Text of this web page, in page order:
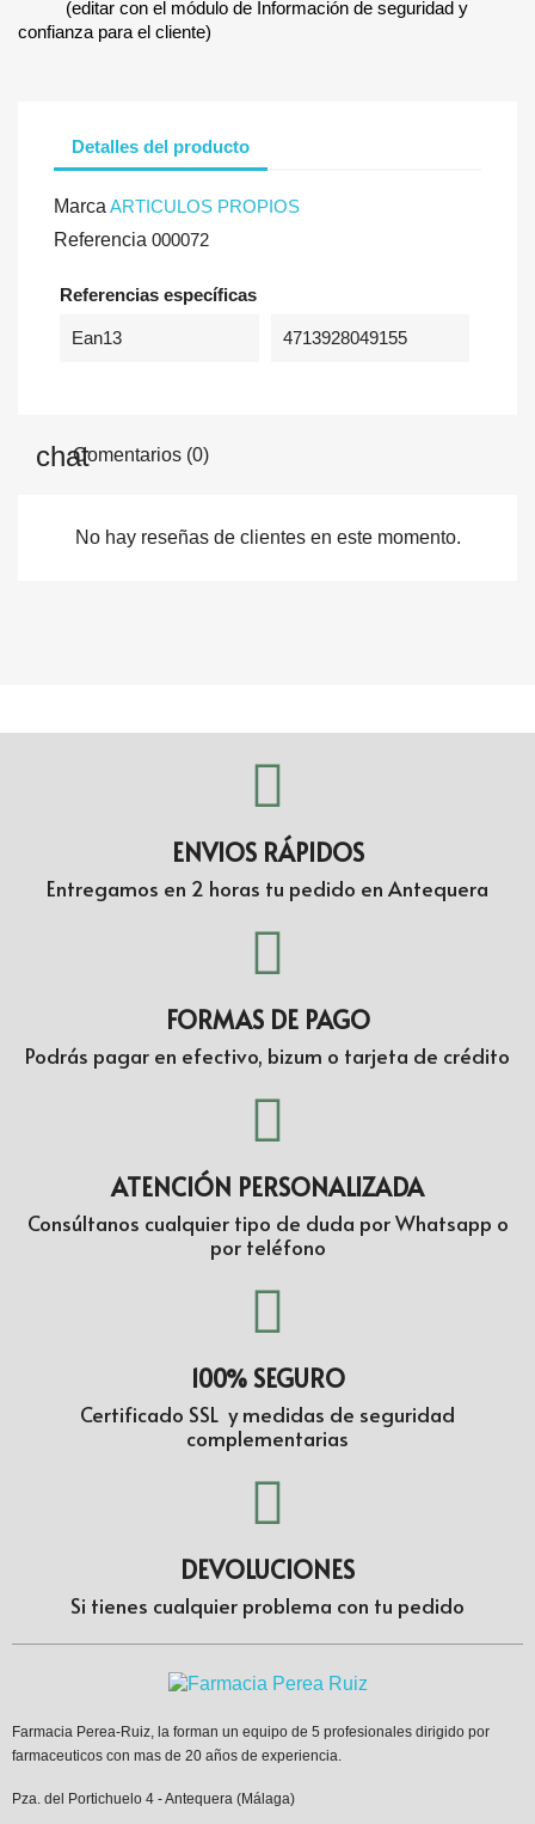
(editar con el módulo de Información de seguridad y
confianza para el cliente)
Detalles del producto
Marca ARTICULOS PROPIOS
Referencia 000072
Referencias específicas
Ean13 4713928049155
Comentarios (0)
No hay reseñas de clientes en este momento.
ENVIOS RÁPIDOS
Entregamos en 2 horas tu pedido en Antequera
FORMAS DE PAGO
Podrás pagar en efectivo, bizum o tarjeta de crédito
ATENCIÓN PERSONALIZADA
Consúltanos cualquier tipo de duda por Whatsapp o
por teléfono
100% SEGURO
Certificado SSL y medidas de seguridad
complementarias
DEVOLUCIONES
Si tienes cualquier problema con tu pedido
Farmacia Perea-Ruiz, la forman un equipo de 5 profesionales dirigido por
farmaceuticos con mas de 20 años de experiencia.
Pza. del Portichuelo 4 - Antequera (Málaga)